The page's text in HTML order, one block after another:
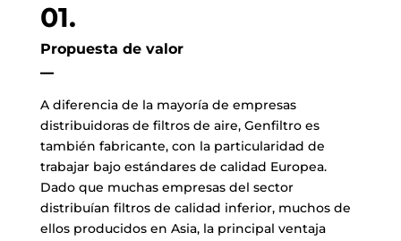
01.
Propuesta de valor
–
A diferencia de la mayoría de empresas
distribuidoras de filtros de aire, Genfiltro es
también fabricante, con la particularidad de
trabajar bajo estándares de calidad Europea.
Dado que muchas empresas del sector
distribuían filtros de calidad inferior, muchos de
ellos producidos en Asia, la principal ventaja